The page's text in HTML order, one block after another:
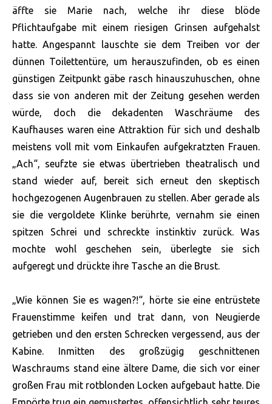
äffte sie Marie nach, welche ihr diese blöde
Pflichtaufgabe mit einem riesigen Grinsen aufgehalst
hatte. Angespannt lauschte sie dem Treiben vor der
dünnen Toilettentüre, um herauszufinden, ob es einen
günstigen Zeitpunkt gäbe rasch hinauszuhuschen, ohne
dass sie von anderen mit der Zeitung gesehen werden
würde, doch die dekadenten Waschräume des
Kaufhauses waren eine Attraktion für sich und deshalb
meistens voll mit vom Einkaufen aufgekratzten Frauen.
„Ach“, seufzte sie etwas übertrieben theatralisch und
stand wieder auf, bereit sich erneut den skeptisch
hochgezogenen Augenbrauen zu stellen. Aber gerade als
sie die vergoldete Klinke berührte, vernahm sie einen
spitzen Schrei und schreckte instinktiv zurück. Was
mochte wohl geschehen sein, überlegte sie sich
aufgeregt und drückte ihre Tasche an die Brust.
„Wie können Sie es wagen?!“, hörte sie eine entrüstete
Frauenstimme keifen und trat dann, von Neugierde
getrieben und den ersten Schrecken vergessend, aus der
Kabine. Inmitten des großzügig geschnittenen
Waschraums stand eine ältere Dame, die sich vor einer
großen Frau mit rotblonden Locken aufgebaut hatte. Die